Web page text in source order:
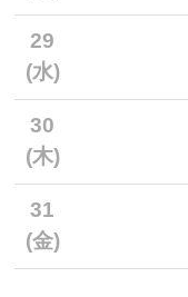
29
(水)
30
(木)
31
(金)